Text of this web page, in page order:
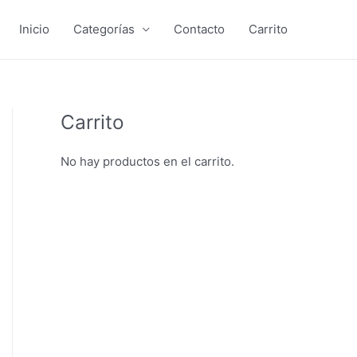
Inicio Categorías Contacto Carrito
Carrito
No hay productos en el carrito.